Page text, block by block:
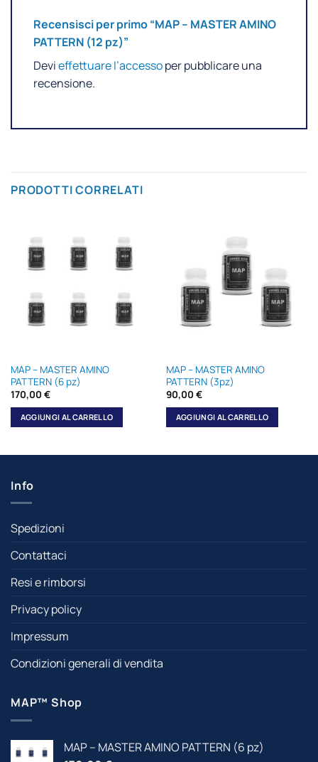
Recensisci per primo “MAP – MASTER AMINO
PATTERN (12 pz)”
Devieffettuare l’accessoper pubblicare una
recensione.
PRODOTTI CORRELATI
MAP – MASTER AMINO
PATTERN (6 pz)
170,00 €
AGGIUNGI AL CARRELLO
MAP – MASTER AMINO
PATTERN (3pz)
90,00 €
AGGIUNGI AL CARRELLO
Info
Spedizioni
Contattaci
Resi e rimborsi
Privacy policy
Impressum
Condizioni generali di vendita
MAP™ Shop
MAP – MASTER AMINO PATTERN (6 pz)